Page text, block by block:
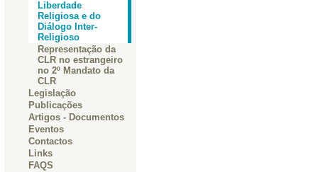
Liberdade
Religiosa e do
Diálogo Inter-
Religioso
Representação da
CLR no estrangeiro
no 2º Mandato da
CLR
Legislação
Publicações
Artigos - Documentos
Eventos
Contactos
Links
FAQS